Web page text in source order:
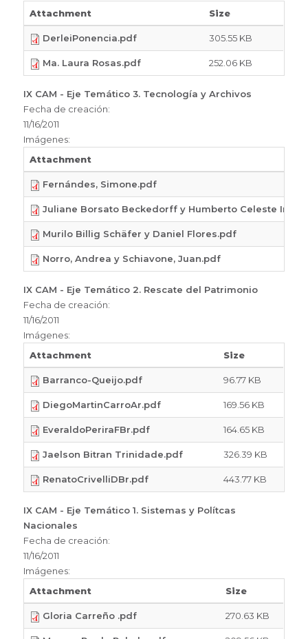
Attachment
Size
DerleiPonencia.pdf 305.55 KB
Ma. Laura Rosas.pdf 252.06 KB
IX CAM - Eje Temático 3. Tecnología y Archivos
Fecha de creación:
11/16/2011
Imágenes:
Attachment
Fernándes, Simone.pdf
Juliane Borsato Beckedorff y Humberto Celeste
Murilo Billig Schäfer y Daniel Flores.pdf
Norro, Andrea y Schiavone, Juan.pdf
IX CAM - Eje Temático 2. Rescate del Patrimonio
Fecha de creación:
11/16/2011
Imágenes:
Attachment
Size
Barranco-Queijo.pdf 96.77 KB
DiegoMartinCarroAr.pdf 169.56 KB
EveraldoPeriraFBr.pdf 164.65 KB
Jaelson Bitran Trinidade.pdf 326.39 KB
RenatoCrivelliDBr.pdf 443.77 KB
IX CAM - Eje Temático 1. Sistemas y Polítcas
Nacionales
Fecha de creación:
11/16/2011
Imágenes:
Attachment
Size
Gloria Carreño .pdf 270.63 KB